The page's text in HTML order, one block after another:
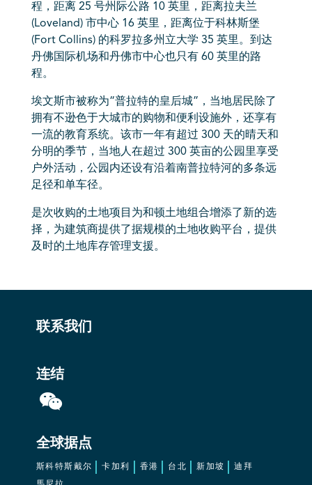
程，距离 25 号州际公路 10 英里，距离拉夫兰
(Loveland) 市中心 16 英里，距离位于科林斯堡
(Fort Collins) 的科罗拉多州立大学 35 英里。到达
丹佛国际机场和丹佛市中心也只有 60 英里的路
程。
埃文斯市被称为“普拉特的皇后城”，当地居民除了
拥有不逊色于大城市的购物和便利设施外，还享有
一流的教育系统。该市一年有超过 300 天的晴天和
分明的季节，当地人在超过 300 英亩的公园里享受
户外活动，公园内还设有沿着南普拉特河的多条远
足径和单车径。
是次收购的土地项目为和顿土地组合增添了新的选
择，为建筑商提供了据规模的土地收购平台，提供
及时的土地库存管理支援。
联系我们
连结
全球据点
斯科特斯戴尔 卡加利 香港 台北 新加坡 迪拜